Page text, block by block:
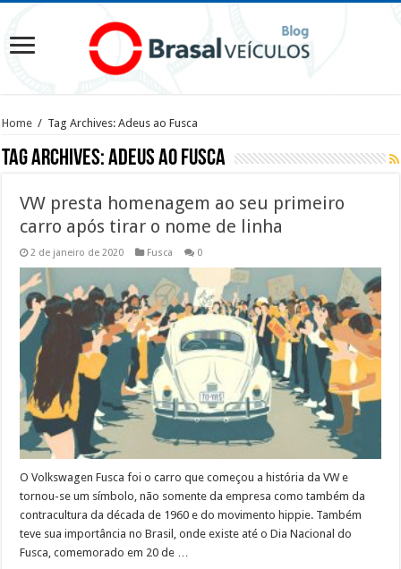
Home / Tag Archives: Adeus ao Fusca
Tag Archives:Adeus ao Fusca
VW presta homenagem ao seu primeiro
carro após tirar o nome de linha
2 de janeiro de 2020 Fusca 0
O Volkswagen Fusca foi o carro que começou a história da VW e
tornou-se um símbolo, não somente da empresa como também da
contracultura da década de 1960 e do movimento hippie. Também
teve sua importância no Brasil, onde existe até o Dia Nacional do
Fusca, comemorado em 20 de …